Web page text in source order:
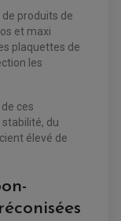
produits de
et maxi
plaquettes de
les
ces
du
élevé de